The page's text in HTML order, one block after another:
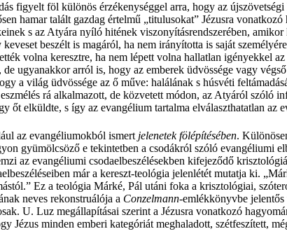
figyelt föl különös érzékenységgel arra, hogy az
hamar talált gazdag értelmű „titulusokat” Jézusra vonatkozó
s az Atyára nyíló hitének viszonyításrendszerében,
beszélt is magáról, ha nem irányította is saját
volna keresztre, ha nem lépett volna hallatlan igényekkel
ugyanakkor arról is, hogy az emberek üdvössége vagy
a világ üdvössége az ő műve: halálának s húsvéti
rá alkalmazott, de közvetett módon, az Atyáról szóló
őt elküldte, s így az evangélium tartalma elválaszthatatlan az
az evangéliumokból ismert jelenetek fölépítésében.
gyümölcsöző e tekintetben a csodákról szóló evangéliumi
az evangéliumi csodaelbeszélésekben kifejeződő
már a kereszt-teológia jelenlétét mutatja ki.
Ez a teológia Márké, Pál utáni foka a krisztológiai,
neves rekonstruálója a Conzelmann-emlékkönyvbe
U. Luz megállapításai szerint a Jézusra vonatkozó
Jézus minden emberi kategóriát meghaladott, szétfeszített,